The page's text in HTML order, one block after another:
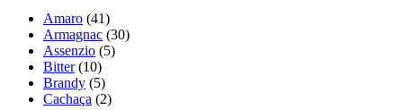
Amaro (41)
Armagnac (30)
Assenzio (5)
Bitter (10)
Brandy (5)
Cachaça (2)